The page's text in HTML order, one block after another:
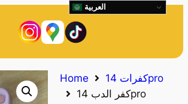
Home
كفرات 14pro
كفر الدب 14pro
العربية